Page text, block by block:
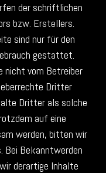
der schriftlichen
bzw. Erstellers.
sind nur für den
gestattet.
nicht vom Betreiber
Dritter
Dritter als solche
auf eine
werden, bitten wir
Bei Bekanntwerden
derartige Inhalte